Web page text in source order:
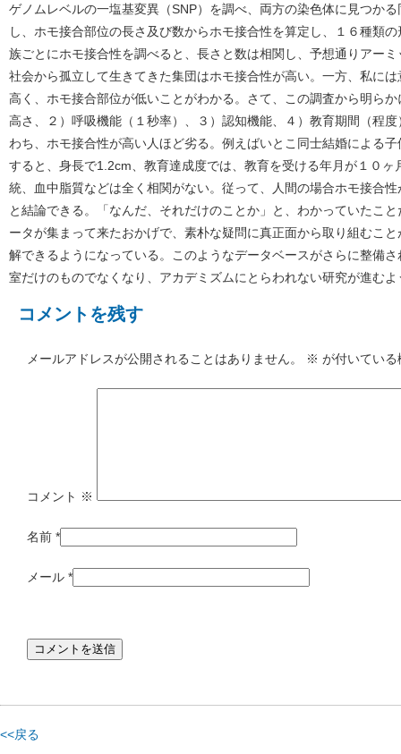
ゲノムレベルの一塩基変異（SNP）を調べ、両方の染色体に見つか
し、ホモ接合部位の長さ及び数からホモ接合性を算定し、１６種類
族ごとにホモ接合性を調べると、長さと数は相関し、予想通りアー
社会から孤立して生きてきた集団はホモ接合性が高い。一方、私に
高く、ホモ接合部位が低いことがわかる。さて、この調査から明ら
高さ、２）呼吸機能（１秒率）、３）認知機能、４）教育期間（程
わち、ホモ接合性が高い人ほど劣る。例えばいとこ同士結婚による
すると、身長で1.2cm、教育達成度では、教育を受ける年月が１０
統、血中脂質などは全く相関がない。従って、人間の場合ホモ接合
と結論できる。「なんだ、それだけのことか」と、わかっていたこ
ータが集まって来たおかげで、素朴な疑問に真正面から取り組むこ
解できるようになっている。このようなデータベースがさらに整備
室だけのものでなくなり、アカデミズムにとらわれない研究が進む
コメントを残す
メールアドレスが公開されることはありません。 ※ が付いてい
コメント ※
名前 *
メール *
<<戻る